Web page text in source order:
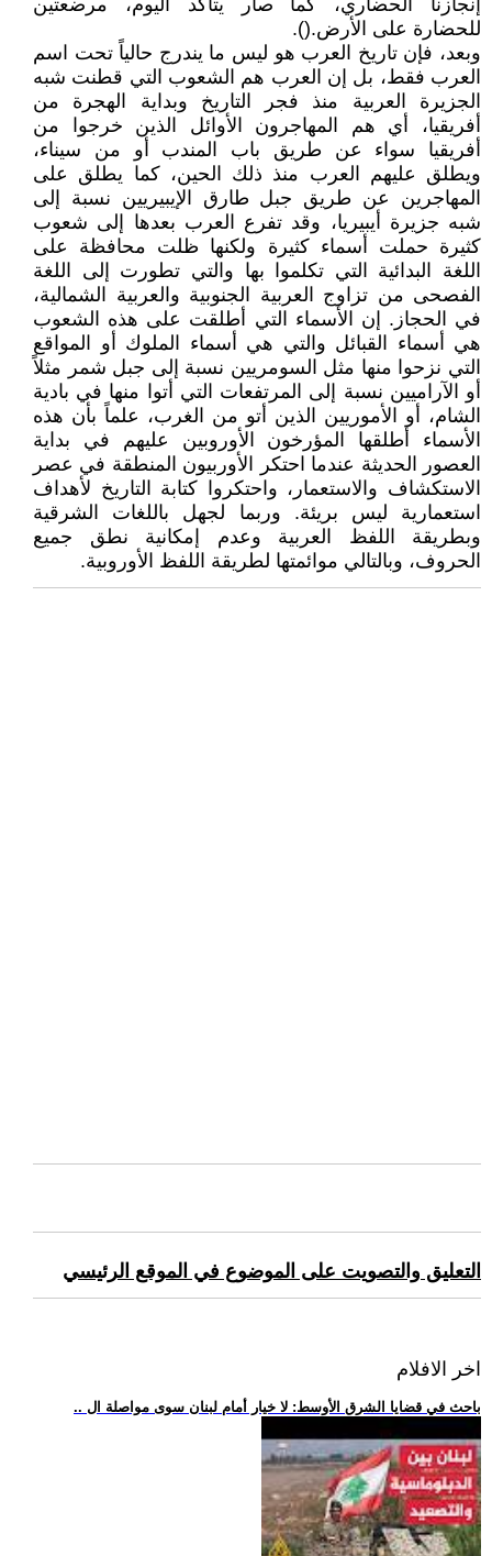
إنجازنا الحضاري، كما صار يتأكد اليوم، مرضعتين
للحضارة على الأرض.().
وبعد، فإن تاريخ العرب هو ليس ما يندرج حالياً تحت اسم
العرب فقط، بل إن العرب هم الشعوب التي قطنت شبه
الجزيرة العربية منذ فجر التاريخ وبداية الهجرة من
أفريقيا، أي هم المهاجرون الأوائل الذين خرجوا من
أفريقيا سواء عن طريق باب المندب أو من سيناء،
ويطلق عليهم العرب منذ ذلك الحين، كما يطلق على
المهاجرين عن طريق جبل طارق الإيبيريين نسبة إلى
شبه جزيرة أيبيريا، وقد تفرع العرب بعدها إلى شعوب
كثيرة حملت أسماء كثيرة ولكنها ظلت محافظة على
اللغة البدائية التي تكلموا بها والتي تطورت إلى اللغة
الفصحى من تزاوج العربية الجنوبية والعربية الشمالية،
في الحجاز. إن الأسماء التي أطلقت على هذه الشعوب
هي أسماء القبائل والتي هي أسماء الملوك أو المواقع
التي نزحوا منها مثل السومريين نسبة إلى جبل شمر مثلاً
أو الآراميين نسبة إلى المرتفعات التي أتوا منها في بادية
الشام، أو الأموريين الذين أتو من الغرب، علماً بأن هذه
الأسماء أطلقها المؤرخون الأوروبين عليهم في بداية
العصور الحديثة عندما احتكر الأوربيون المنطقة في عصر
الاستكشاف والاستعمار، واحتكروا كتابة التاريخ لأهداف
استعمارية ليس بريئة. وربما لجهل باللغات الشرقية
وبطريقة اللفظ العربية وعدم إمكانية نطق جميع
الحروف، وبالتالي موائمتها لطريقة اللفظ الأوروبية.
التعليق والتصويت على الموضوع في الموقع الرئيسي
اخر الافلام
.. باحث في قضايا الشرق الأوسط: لا خيار أمام لبنان سوى مواصلة ال